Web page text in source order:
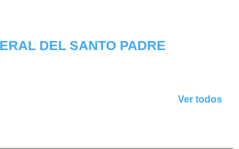
DEL SANTO PADRE
Ver todos